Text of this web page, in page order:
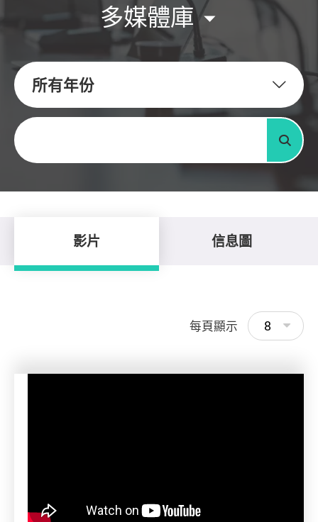
多媒體庫
所有年份
關鍵字
搜尋
影片 信息圖
每頁顯示 8